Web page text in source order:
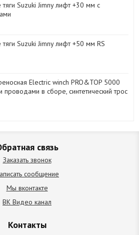
Suzuki Jimny лифт +30 мм с
Suzuki Jimny лифт +50 мм RS
Electric winch PRO&TOP 5000
проводами в сборе, синтетический трос
связь
Заказать звонок
сообщение
Мы вконтакте
ВК Видео канал
Контакты